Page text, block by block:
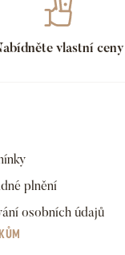
vlastní ceny
plnění
osobních údajů